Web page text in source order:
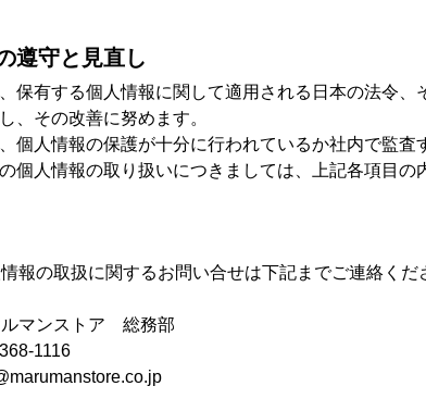
遵守と見直し
保有する個人情報に関して適用される日本の法令
、その改善に努めます。
個人情報の保護が十分に行われているか社内で監査
個人情報の取り扱いにつきましては、上記各項目
報の取扱に関するお問い合せは下記までご連絡くだ
ルマンストア 総務部
1116